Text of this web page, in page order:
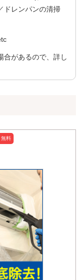
ドレンパンの清掃
があるので、詳し
無料